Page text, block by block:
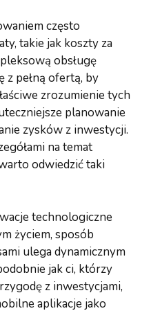
często
takie jak koszty za
obsługę
z pełną ofertą, by
zrozumienie tych
planowanie
zysków z inwestycji.
na temat
odwiedzić taki
technologiczne
życiem, sposób
ulega dynamicznym
jak ci, którzy
z inwestycjami,
aplikacje jako